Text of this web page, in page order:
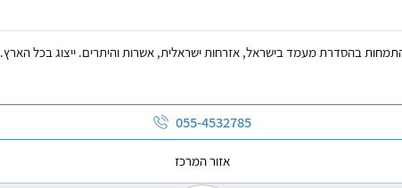
בהסדרת מעמד בישראל, אזרחות ישראלית, אשרות והיתרים. ייצוג בכל הארץ.
055-4532785
אזור המרכז